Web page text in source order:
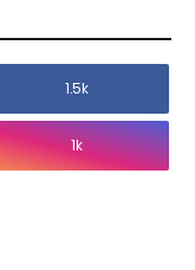
1.5k
1k